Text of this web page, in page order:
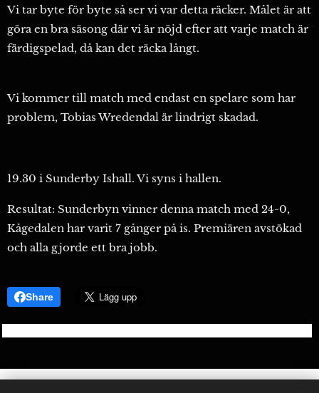
Vi tar byte för byte så ser vi var detta räcker. Målet är att
göra en bra säsong där vi är nöjd efter att varje match är
färdigspelad, då kan det räcka långt.
Vi kommer till match med endast en spelare som har
problem, Tobias Wredendal är lindrigt skadad.
19.30 i Sunderby Ishall. Vi syns i hallen.
Resultat: Sunderbyn vinner denna match med 24-0,
Kågedalen har varit 7 gånger på is. Premiären avstökad
och alla gjorde ett bra jobb.
Share